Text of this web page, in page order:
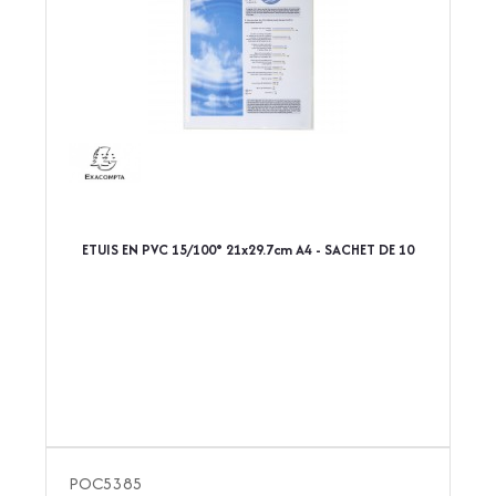
ETUIS EN PVC 15/100° 21x29.7cm A4 - SACHET DE 10
POC5385